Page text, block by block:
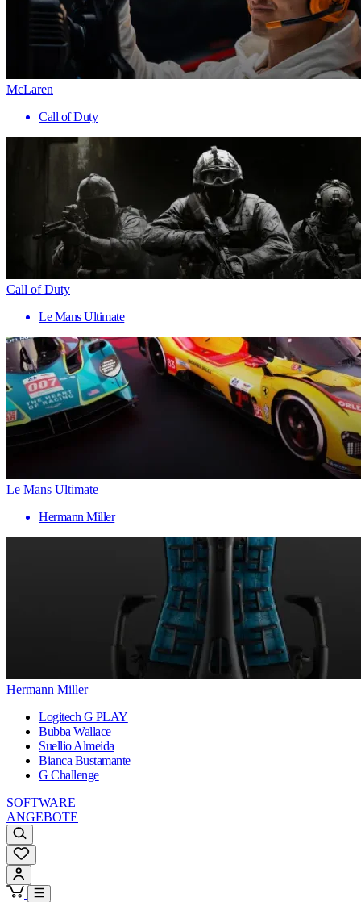
McLaren
Call of Duty
Call of Duty
Le Mans Ultimate
Le Mans Ultimate
Hermann Miller
Hermann Miller
Logitech G PLAY
Bubba Wallace
Suellio Almeida
Bianca Bustamante
G Challenge
SOFTWARE
ANGEBOTE